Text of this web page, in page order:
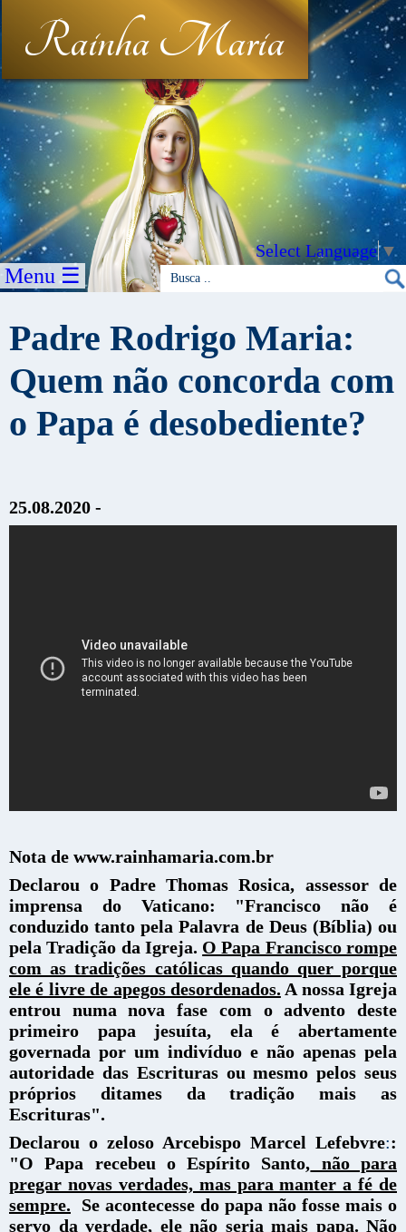
Rainha Maria
Select Language▼
Menu ☰
Padre Rodrigo Maria:
Quem não concorda com
o Papa é desobediente?
25.08.2020 -
Nota de www.rainhamaria.com.br
Declarou o Padre Thomas Rosica, assessor de
imprensa do Vaticano: "Francisco não é
conduzido tanto pela Palavra de Deus (Bíblia) ou
pela Tradição da Igreja. O Papa Francisco rompe
com as tradições católicas quando quer porque
ele é livre de apegos desordenados. A nossa Igreja
entrou numa nova fase com o advento deste
primeiro papa jesuíta, ela é abertamente
governada por um indivíduo e não apenas pela
autoridade das Escrituras ou mesmo pelos seus
próprios ditames da tradição mais as
Escrituras".
Declarou o zeloso Arcebispo Marcel Lefebvre::
"O Papa recebeu o Espírito Santo, não para
pregar novas verdades, mas para manter a fé de
sempre.
Se acontecesse do papa não fosse mais o
servo da verdade, ele não seria mais papa. Não